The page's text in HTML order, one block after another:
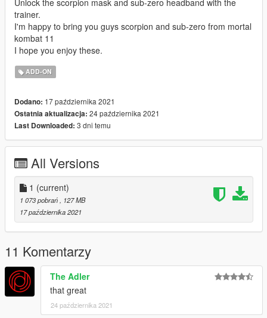
trainer.
I'm happy to bring you guys scorpion and sub-zero from mortal
kombat 11
I hope you enjoy these.
ADD-ON
Dodano: 17 października 2021
Ostatnia aktualizacja: 24 października 2021
Last Downloaded: 3 dni temu
All Versions
1 (current)
1 073 pobrań
, 127 MB
17 października 2021
11 Komentarzy
The Adler
that great
24 października 2021